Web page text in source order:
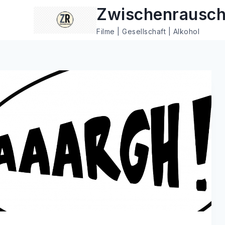
Filme | Gesellschaft | Alkohol